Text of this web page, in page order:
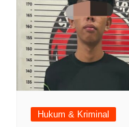
Hukum & Kriminal